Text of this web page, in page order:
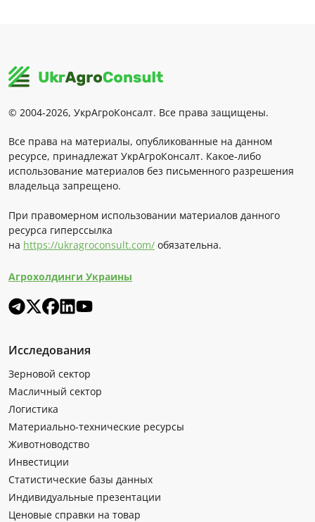
© 2004-2026, УкрАгроКонсалт. Все права защищены.
Все права на материалы, опубликованные на данном
ресурсе, принадлежат УкрАгроКонсалт. Какое-либо
использование материалов без письменного разрешения
владельца запрещено.
При правомерном использовании материалов данного
ресурса гиперссылка
на https://ukragroconsult.com/ обязательна.
Агрохолдинги Украины
Исследования
Зерновой сектор
Масличный сектор
Логистика
Материально-технические ресурсы
Животноводство
Инвестиции
Статистические базы данных
Индивидуальные презентации
Ценовые справки на товар